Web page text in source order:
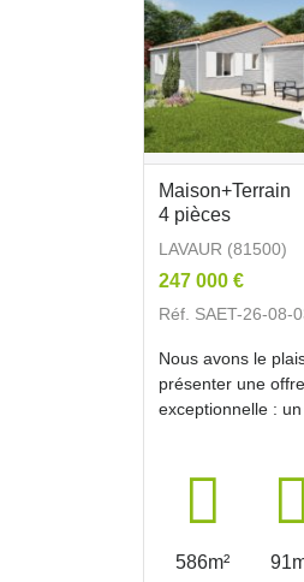
Maison+Terrain
4 pièces
LAVAUR (81500)
247 000 €
Réf. SAET-26-08-
Nous avons le
présenter une offre
exceptionnelle :
586m²